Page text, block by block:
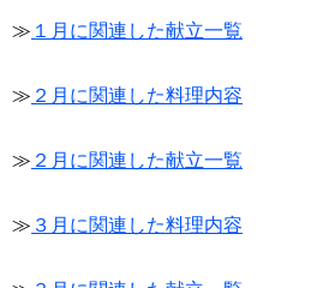
≫ １月に関連した献立一覧
≫ ２月に関連した料理内容
≫ ２月に関連した献立一覧
≫ ３月に関連した料理内容